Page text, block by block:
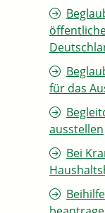
für das
ausstellen
Bei